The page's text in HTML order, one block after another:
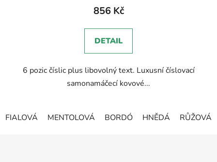
produktu
5,0
z
hvězdiček.
856 Kč
DETAIL
6 pozic číslic plus libovolný text. Luxusní číslovací
samonamáčecí kovové...
FIALOVÁ MENTOLOVÁ BORDÓ HNĚDÁ RŮŽOVÁ